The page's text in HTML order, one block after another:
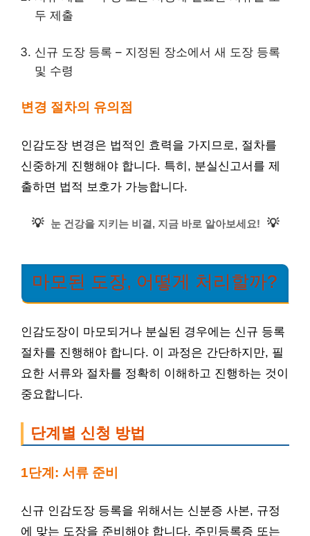
두 제출
신규 도장 등록 – 지정된 장소에서 새 도장 등록
및 수령
변경 절차의 유의점
인감도장 변경은 법적인 효력을 가지므로, 절차를
신중하게 진행해야 합니다. 특히, 분실신고서를 제
출하면 법적 보호가 가능합니다.
💡 눈 건강을 지키는 비결, 지금 바로 알아보세요! 💡
마모된 도장, 어떻게 처리할까?
인감도장이 마모되거나 분실된 경우에는 신규 등록
절차를 진행해야 합니다. 이 과정은 간단하지만, 필
요한 서류와 절차를 정확히 이해하고 진행하는 것이
중요합니다.
단계별 신청 방법
1단계: 서류 준비
신규 인감도장 등록을 위해서는 신분증 사본, 규정
에 맞는 도장을 준비해야 합니다. 주민등록증 또는